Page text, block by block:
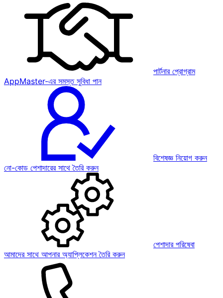
পার্টনার প্রোগ্রাম
AppMaster-এর সমস্ত সুবিধা পান
বিশেষজ্ঞ নিয়োগ করুন
নো-কোড পেশাদারের সাথে তৈরি করুন
পেশাদার পরিষেবা
আমাদের সাথে আপনার অ্যাপ্লিকেশন তৈরি করুন